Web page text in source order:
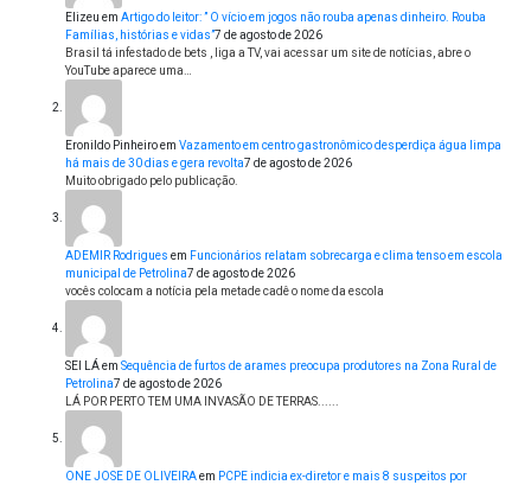
Elizeu em Artigo do leitor: ” O vício em jogos não rouba apenas dinheiro. Rouba
Famílias, histórias e vidas”7 de agosto de 2026
Brasil tá infestado de bets , liga a TV, vai acessar um site de notícias, abre o
YouTube aparece uma…
Eronildo Pinheiroem Vazamento em centro gastronômico desperdiça água limpa
há mais de 30 dias e gera revolta7 de agosto de 2026
Muito obrigado pelo publicação.
ADEMIR Rodrigues em Funcionários relatam sobrecarga e clima tenso em escola
municipal de Petrolina7 de agosto de 2026
vocês colocam a notícia pela metade cadê o nome da escola
SEI LÁem Sequência de furtos de arames preocupa produtores na Zona Rural de
Petrolina7 de agosto de 2026
LÁ POR PERTO TEM UMA INVASÃO DE TERRAS......
ONE JOSE DE OLIVEIRAem PCPE indicia ex-diretor e mais 8 suspeitos por